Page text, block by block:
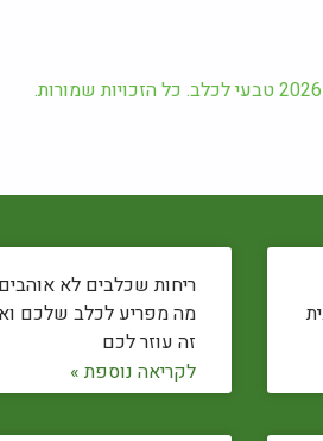
ריחות שכלבים לא
מה מפריע לכלב שלכם
זה עוזר לכם
לקריאה נוספת »